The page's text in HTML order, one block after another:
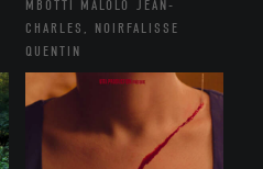
MBOTTI MALOLO JEAN-
CHARLES, NOIRFALISSE
QUENTIN